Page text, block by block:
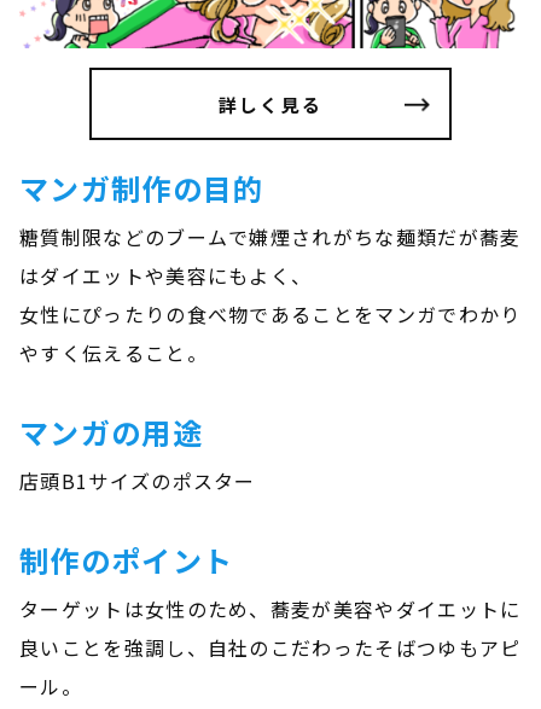
詳しく見る
マンガ制作の目的
糖質制限などのブームで嫌煙されがちな麺類だが蕎麦
はダイエットや美容にもよく、
女性にぴったりの食べ物であることをマンガでわかり
やすく伝えること。
マンガの用途
店頭B1サイズのポスター
制作のポイント
ターゲットは女性のため、蕎麦が美容やダイエットに
良いことを強調し、自社のこだわったそばつゆもアピ
ール。